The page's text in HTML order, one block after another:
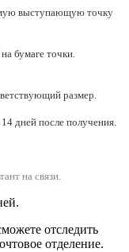
выступающую точку
бумаге точки.
размер.
дней после получения.
на связи.
отследить
отделение.